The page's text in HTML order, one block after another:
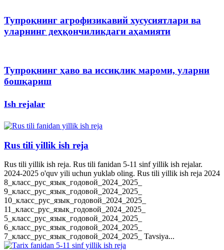
Тупроқнинг агрофизикавий хусусиятлари ва
уларнинг деҳқончиликдаги аҳамияти
Тупроқнинг ҳаво ва иссиқлик мароми, уларни
бошқариш
Ish rejalar
Rus tili yillik ish reja
Rus tili yillik ish reja. Rus tili fanidan 5-11 sinf yillik ish rejalar.
2024-2025 o'quv yili uchun yuklab oling. Rus tili yillik ish reja 2024
8_класс_рус_язык_годовой_2024_2025_
9_класс_рус_язык_годовой_2024_2025_
10_класс_рус_язык_годовой_2024_2025_
11_класс_рус_язык_годовой_2024_2025_
5_класс_рус_язык_годовой_2024_2025_
6_класс_рус_язык_годовой_2024_2025_
7_класс_рус_язык_годовой_2024_2025_ Tavsiya...